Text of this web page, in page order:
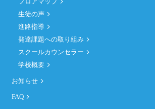
フロアマップ
生徒の声
進路指導
発達課題への取り組み
スクールカウンセラー
学校概要
お知らせ
FAQ